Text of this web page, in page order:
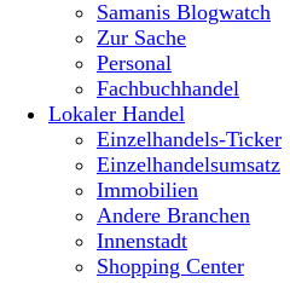
Samanis Blogwatch
Zur Sache
Personal
Fachbuchhandel
Lokaler Handel
Einzelhandels-Ticker
Einzelhandelsumsatz
Immobilien
Andere Branchen
Innenstadt
Shopping Center